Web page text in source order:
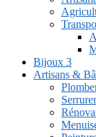
Bijoux 3
Artisans &